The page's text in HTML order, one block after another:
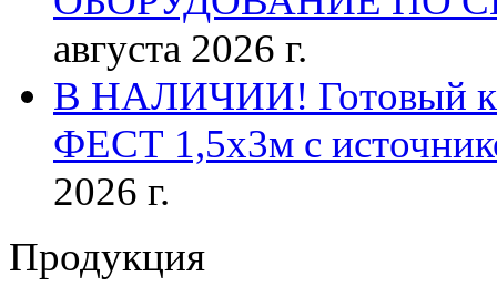
августа 2026 г.
В НАЛИЧИИ! Готовый к
ФЕСТ 1,5х3м с
2026 г.
Продукция